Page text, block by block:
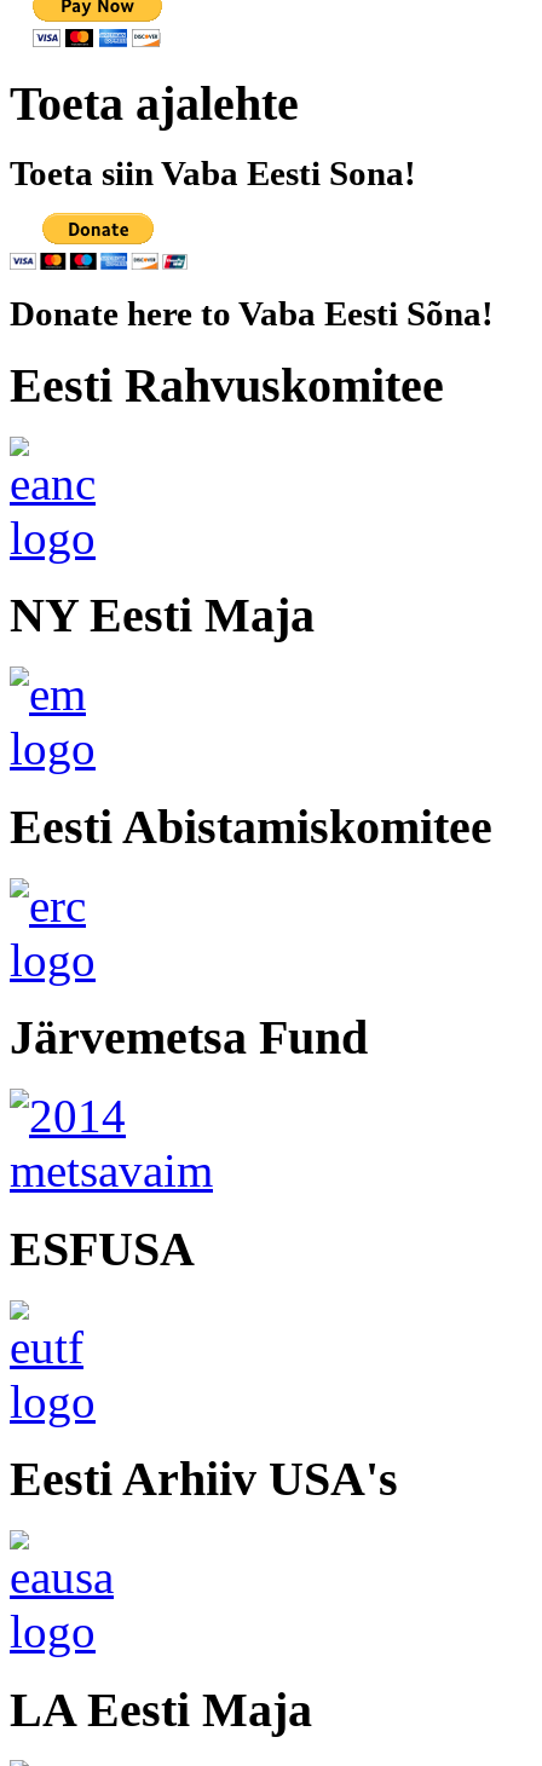
Toeta ajalehte
Toeta siin Vaba Eesti Sona!
Donate here to Vaba Eesti Sõna!
Eesti Rahvuskomitee
NY Eesti Maja
Eesti Abistamiskomitee
Järvemetsa Fund
ESFUSA
Eesti Arhiiv USA's
LA Eesti Maja